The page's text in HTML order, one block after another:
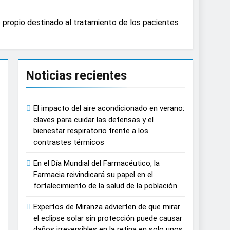
daños irreversibles en la retina en
tratamiento de pacientes con cáncer
proyecciones de películas de los
lactante
playas y otros espacios al aire
estratégica y modernización
muscular del deportista
propio destinado al tratamiento de los pacientes
Noticias recientes
El impacto del aire acondicionado en verano:
claves para cuidar las defensas y el
bienestar respiratorio frente a los
contrastes térmicos
En el Día Mundial del Farmacéutico, la
Farmacia reivindicará su papel en el
fortalecimiento de la salud de la población
Expertos de Miranza advierten de que mirar
el eclipse solar sin protección puede causar